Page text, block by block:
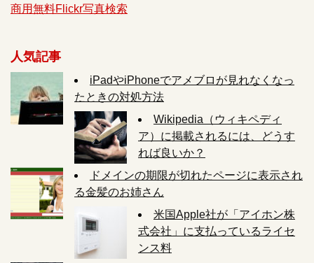
商用無料Flickr写真検索
人気記事
iPadやiPhoneでアメブロが見れなくなっ
たときの対処方法
Wikipedia（ウィキペディ
ア）に掲載されるには、どうす
れば良いか？
ドメインの期限が切れたページに表示され
る金髪のお姉さん
米国Apple社が「アイホン株
式会社」に支払っているライセ
ンス料